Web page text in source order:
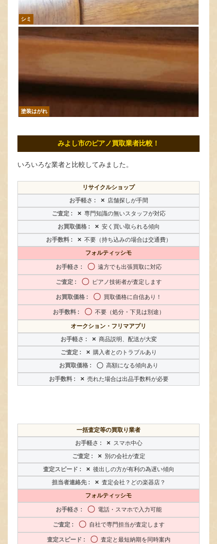
シミ
塗装はがれ
みよし市のピアノ買取業者比較！
いろいろな業者と比較してみました。
リサイクルショップ
× 店舗探しが手間
× 専門知識の無いスタッフが対応
× 安く買い取られる傾向
× 不要（持ち込みの場合は交通費）
フォルティッシモ
〇 遠方でも出張買取に対応
〇 ピアノ技術者が査定します
〇 買取価格に自信あり！
〇 不要（処分・下見は別途）
オークション・フリマアプリ
× 商品説明、配送が大変
× 購入者とのトラブルあり
〇 高額になる傾向あり
× 売れた場合は出品手数料が必要
一括査定等の買取り業者
× スマホ中心
× 別の会社が査定
× 後出しの方が有利の為遅い傾向
× 査定会社？どの楽器店？
フォルティッシモ
〇 電話・スマホで入力可能
〇 自社で専門担当が査定します
〇 査定と最短納期を同時案内